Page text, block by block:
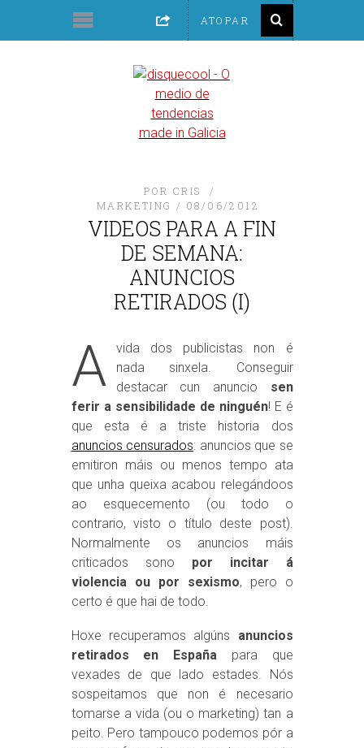
POR CRIS
MARKETING
08/06/2012
VIDEOS PARA A FIN
DE SEMANA:
ANUNCIOS
RETIRADOS (I)
A
vida dos publicistas non é
nada sinxela. Conseguir
destacar cun anuncio sen
ferir a sensibilidade de ninguén! E é
que esta é a triste historia dos
anuncios censurados: anuncios que se
emitiron máis ou menos tempo ata
que unha queixa acabou relegándoos
ao esquecemento (ou todo o
contrario, visto o título deste post).
Normalmente os anuncios máis
criticados sono por incitar á
violencia ou por sexismo, pero o
certo é que hai de todo.
Hoxe recuperamos algúns anuncios
retirados en España para que
vexades de que lado estades. Nós
sospeitamos que non é necesario
tomarse a vida (ou o marketing) tan a
peito. Pero tampouco podemos pór a